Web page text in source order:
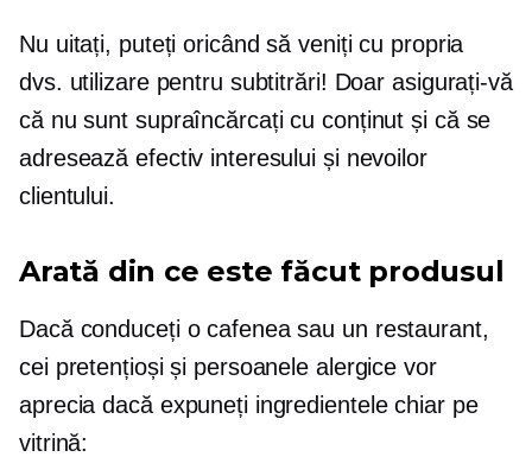
Nu uitați, puteți oricând să veniți cu propria
dvs. utilizare pentru subtitrări! Doar asigurați-vă
că nu sunt supraîncărcați cu conținut și că se
adresează efectiv interesului și nevoilor
clientului.
Arată din ce este făcut produsul
Dacă conduceți o cafenea sau un restaurant,
cei pretențioși și persoanele alergice vor
aprecia dacă expuneți ingredientele chiar pe
vitrină: